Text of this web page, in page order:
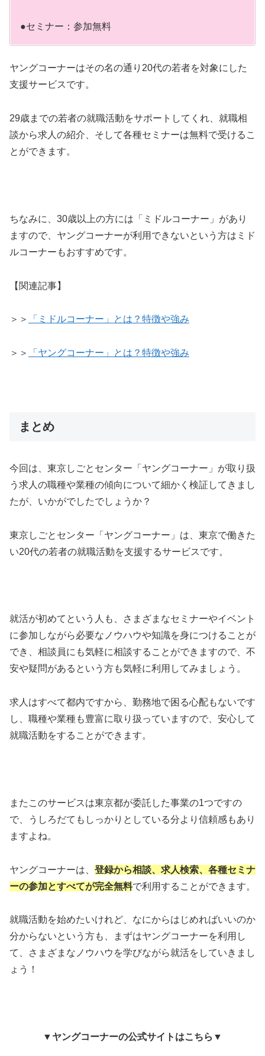
●セミナー：参加無料
ヤングコーナーはその名の通り20代の若者を対象にした
支援サービスです。
29歳までの若者の就職活動をサポートしてくれ、就職相
談から求人の紹介、そして各種セミナーは無料で受けるこ
とができます。
ちなみに、30歳以上の方には「ミドルコーナー」があり
ますので、ヤングコーナーが利用できないという方はミド
ルコーナーもおすすめです。
【関連記事】
＞＞ 「ミドルコーナー」とは？特徴や強み
＞＞ 「ヤングコーナー」とは？特徴や強み
まとめ
今回は、東京しごとセンター「ヤングコーナー」が取り扱
う求人の職種や業種の傾向について細かく検証してきまし
たが、いかがでしたでしょうか？
東京しごとセンター「ヤングコーナー」は、東京で働きた
い20代の若者の就職活動を支援するサービスです。
就活が初めてという人も、さまざまなセミナーやイベント
に参加しながら必要なノウハウや知識を身につけることが
でき、相談員にも気軽に相談することができますので、不
安や疑問があるという方も気軽に利用してみましょう。
求人はすべて都内ですから、勤務地で困る心配もないです
し、職種や業種も豊富に取り扱っていますので、安心して
就職活動をすることができます。
またこのサービスは東京都が委託した事業の1つですの
で、うしろだてもしっかりとしている分より信頼感もあり
ますよね。
ヤングコーナーは、 登録から相談、求人検索、各種セミナ
ーの参加とすべてが完全無料で利用することができます。
就職活動を始めたいけれど、なにからはじめればいいのか
分からないという方も、まずはヤングコーナーを利用し
て、さまざまなノウハウを学びながら就活をしていきまし
ょう！
▼ ヤングコーナーの公式サイトはこちら ▼